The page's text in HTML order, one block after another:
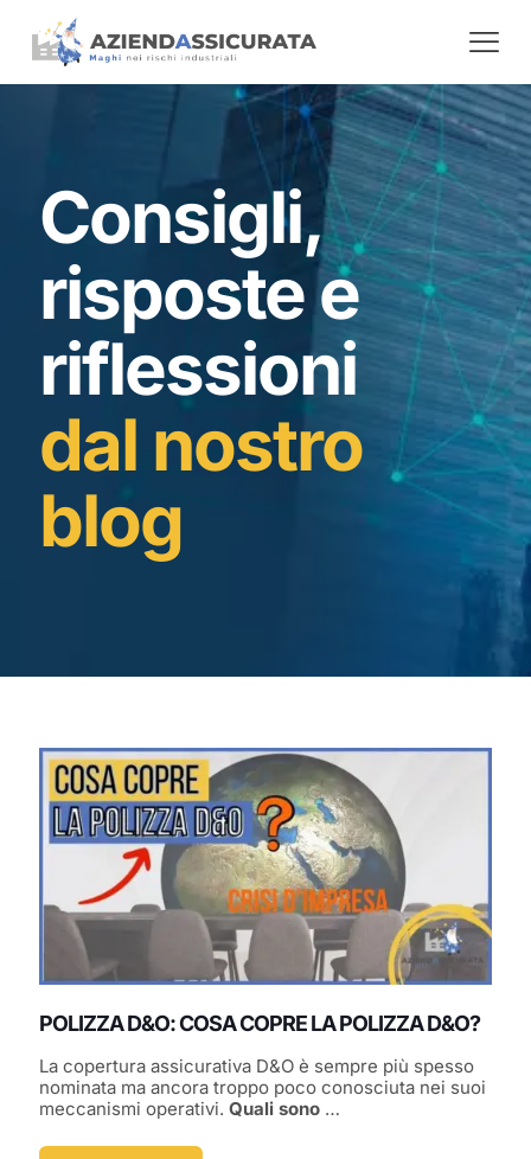
Consigli,
risposte e
riflessioni
dal nostro
blog
POLIZZA D&O: COSA COPRE LA POLIZZA D&O?
La copertura assicurativa D&O è sempre più spesso
nominata ma ancora troppo poco conosciuta nei suoi
meccanismi operativi. Quali sono …